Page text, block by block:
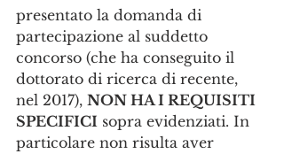
presentato la domanda di
partecipazione al suddetto
concorso (che ha conseguito il
dottorato di ricerca di recente,
nel 2017), NON HA I REQUISITI
SPECIFICI sopra evidenziati. In
particolare non risulta aver